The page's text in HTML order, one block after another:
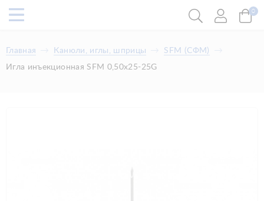
0
Главная Канюли, иглы, шприцы
SFM (СФМ)
Игла инъекционная SFM 0,50x25-25G